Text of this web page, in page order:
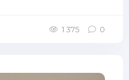
1 375 0